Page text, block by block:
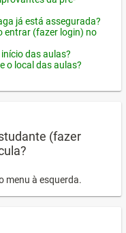
já está assegurada?
entrar (fazer login) no
das aulas?
o local das aulas?
(fazer
menu à esquerda.